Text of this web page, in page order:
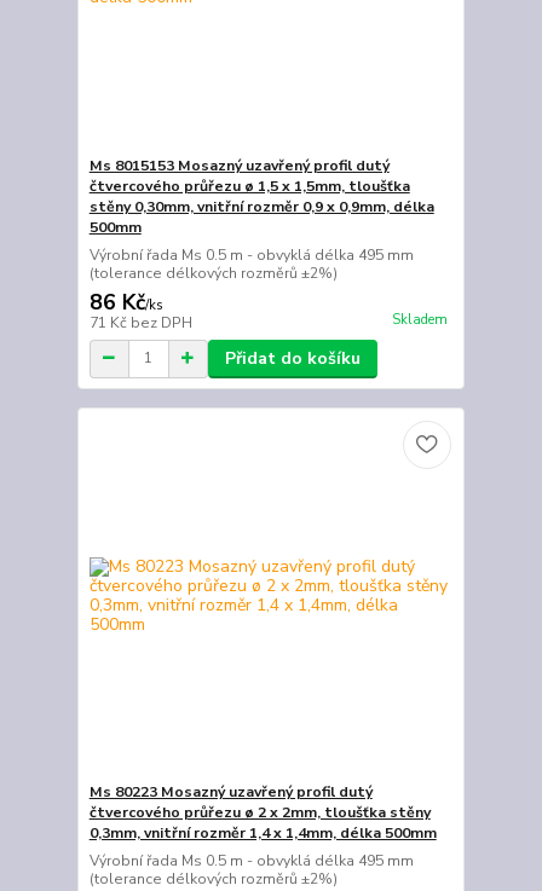
Ms 8015153 Mosazný uzavřený profil dutý
čtvercového průřezu ø 1,5 x 1,5mm, tloušťka
stěny 0,30mm, vnitřní rozměr 0,9 x 0,9mm, délka
500mm
Výrobní řada Ms 0.5 m - obvyklá délka 495 mm
(tolerance délkových rozměrů ±2%)
86 Kč/ks
71 Kč bez DPH Skladem
Přidat do košíku
Ms 80223 Mosazný uzavřený profil dutý
čtvercového průřezu ø 2 x 2mm, tloušťka stěny
0,3mm, vnitřní rozměr 1,4 x 1,4mm, délka 500mm
Výrobní řada Ms 0.5 m - obvyklá délka 495 mm
(tolerance délkových rozměrů ±2%)